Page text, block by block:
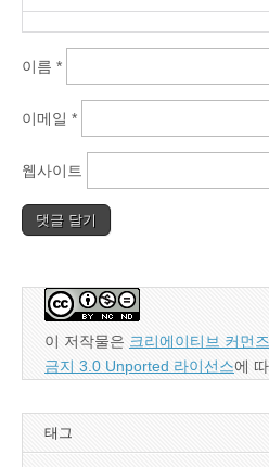
이름 *
이메일 *
웹사이트
이 저작물은 크리에이티브 커먼
금지 3.0 Unported 라이선스에
태그